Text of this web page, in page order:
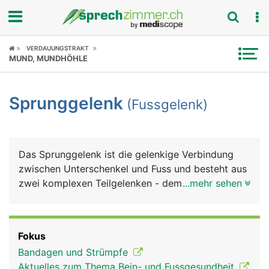
Fokus
Symptome
News
Rubriken
VERDAUUNGSTRAKT
MUND, MUNDHÖHLE
Sprunggelenk (Fussgelenk)
Das Sprunggelenk ist die gelenkige Verbindung
zwischen Unterschenkel und Fuss und besteht aus
zwei komplexen Teilgelenken - dem oberen und
gut sicht- und tastbar. Das untere Sprunggelenk
wird von den drei Fusswurzelknochen Sprungbein,
...mehr sehen
Fokus
Bandagen und Strümpfe
Aktuelles zum Thema Bein- und Fussgesundheit